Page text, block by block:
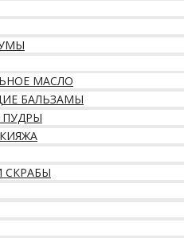
МАСЛО
БАЛЬЗАМЫ
СКРАБЫ